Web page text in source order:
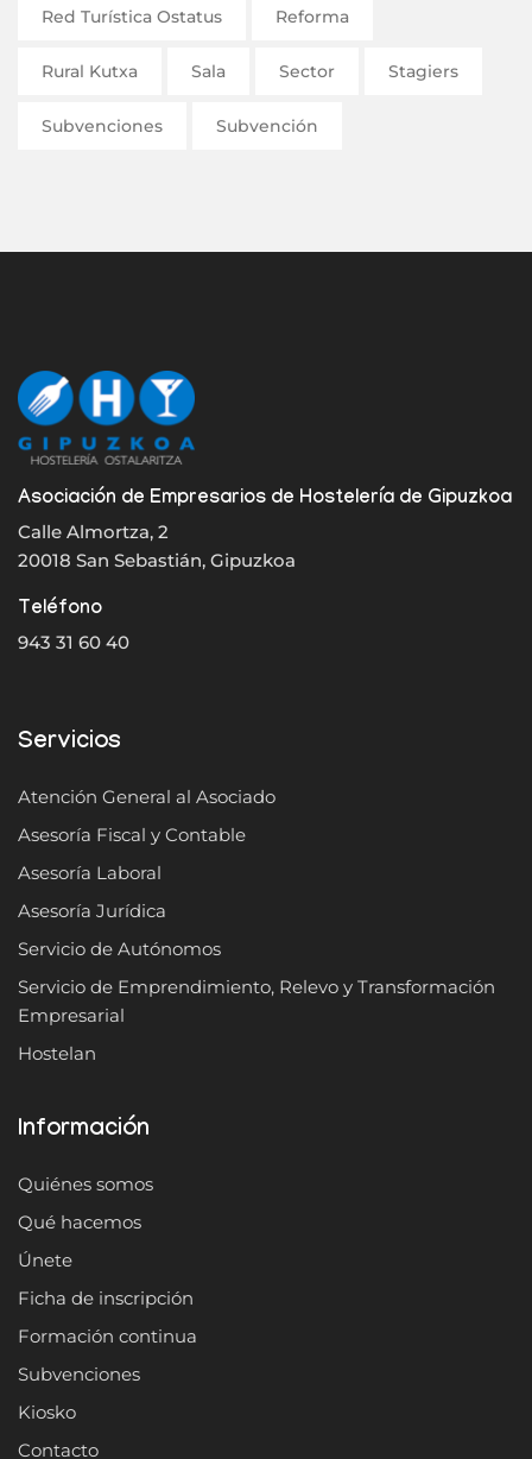
Red Turística Ostatus Reforma
Rural Kutxa Sala Sector Stagiers
Subvenciones Subvención
Asociación de Empresarios de Hostelería de Gipuzkoa
Calle Almortza, 2
20018 San Sebastián, Gipuzkoa
Teléfono
943 31 60 40
Servicios
Atención General al Asociado
Asesoría Fiscal y Contable
Asesoría Laboral
Asesoría Jurídica
Servicio de Autónomos
Servicio de Emprendimiento, Relevo y Transformación
Empresarial
Hostelan
Información
Quiénes somos
Qué hacemos
Únete
Ficha de inscripción
Formación continua
Subvenciones
Kiosko
Contacto